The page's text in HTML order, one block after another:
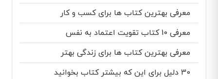
معرفی بهترین کتاب ها برای کسب و کار
معرفی 10 کتاب تقویت اعتماد به نفس
معرفی بهترین کتاب ها برای زندگی بهتر
30 دلیل برای این که بیشتر کتاب بخوانید